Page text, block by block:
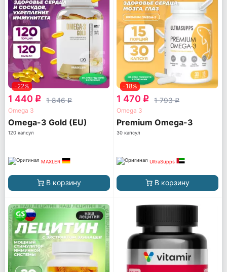
-22%
1 440 q 1 846q
Omega 3
Omega-3 Gold (EU)
120 капсул
MAXLER
В корзину
-18%
1 470 q 1 793q
Omega 3
Premium Omega-3
30 капсул
UltraSupps
В корзину